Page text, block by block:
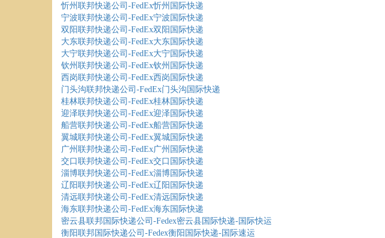
忻州联邦快递公司-FedEx忻州国际快递
宁波联邦快递公司-FedEx宁波国际快递
双阳联邦快递公司-FedEx双阳国际快递
大东联邦快递公司-FedEx大东国际快递
大宁联邦快递公司-FedEx大宁国际快递
钦州联邦快递公司-FedEx钦州国际快递
西岗联邦快递公司-FedEx西岗国际快递
门头沟联邦快递公司-FedEx门头沟国际快递
桂林联邦快递公司-FedEx桂林国际快递
迎泽联邦快递公司-FedEx迎泽国际快递
船营联邦快递公司-FedEx船营国际快递
翼城联邦快递公司-FedEx翼城国际快递
广州联邦快递公司-FedEx广州国际快递
交口联邦快递公司-FedEx交口国际快递
淄博联邦快递公司-FedEx淄博国际快递
辽阳联邦快递公司-FedEx辽阳国际快递
清远联邦快递公司-FedEx清远国际快递
海东联邦快递公司-FedEx海东国际快递
密云县联邦国际快递公司-Fedex密云县国际快递-国际快运
衡阳联邦国际快递公司-Fedex衡阳国际快递-国际速运